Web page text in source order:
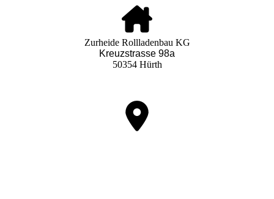
Zurheide Rollladenbau KG
Kreuzstrasse 98a
50354 Hürth